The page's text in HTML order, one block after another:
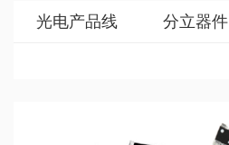
光电产品线 分立器件